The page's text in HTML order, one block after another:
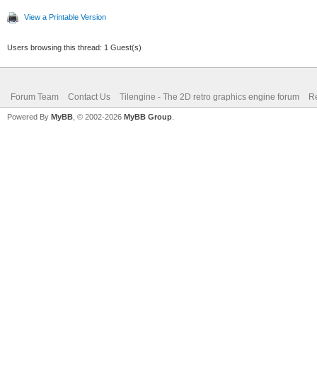
View a Printable Version
Users browsing this thread: 1 Guest(s)
Forum Team Contact Us Tilengine - The 2D retro graphics engine forum
Powered By MyBB , © 2002-2026 MyBB Group